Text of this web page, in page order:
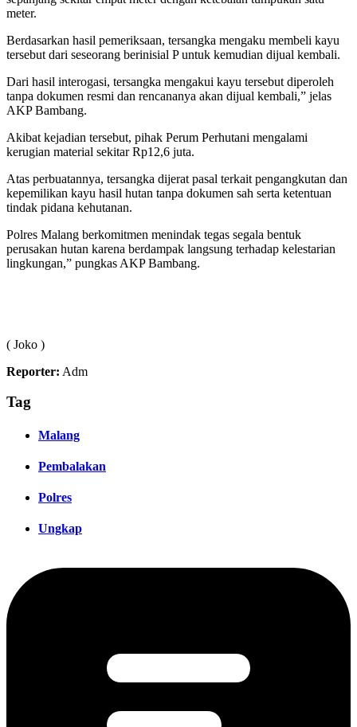
meter.
Berdasarkan hasil pemeriksaan, tersangka mengaku membeli kayu
tersebut dari seseorang berinisial P untuk kemudian dijual kembali.
Dari hasil interogasi, tersangka mengakui kayu tersebut diperoleh
tanpa dokumen resmi dan rencananya akan dijual kembali,” jelas
AKP Bambang.
Akibat kejadian tersebut, pihak Perum Perhutani mengalami
kerugian material sekitar Rp12,6 juta.
Atas perbuatannya, tersangka dijerat pasal terkait pengangkutan dan
kepemilikan kayu hasil hutan tanpa dokumen sah serta ketentuan
tindak pidana kehutanan.
Polres Malang berkomitmen menindak tegas segala bentuk
perusakan hutan karena berdampak langsung terhadap kelestarian
lingkungan,” pungkas AKP Bambang.
( Joko )
Reporter: Adm
Tag
Malang
Pembalakan
Polres
Ungkap